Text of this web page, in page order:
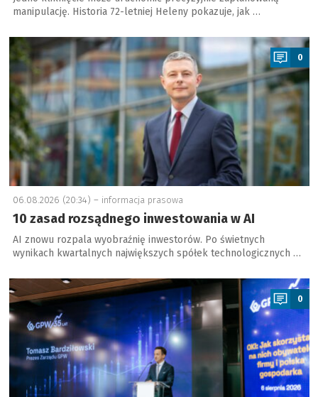
manipulację. Historia 72-letniej Heleny pokazuje, jak …
a
0
06.08.2026 (20:34) – informacja prasowa
10 zasad rozsądnego inwestowania w AI
AI znowu rozpala wyobraźnię inwestorów. Po świetnych
wynikach kwartalnych największych spółek technologicznych …
a
0